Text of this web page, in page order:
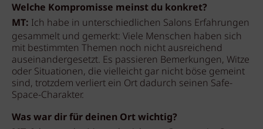
Welche Kompromisse meinst du konkret?
MT: Ich habe in unterschiedlichen Salons Erfahrungen
gesammelt und gemerkt: Viele Menschen haben sich
mit bestimmten Themen noch nicht ausreichend
auseinandergesetzt. Es passieren Bemerkungen, Witze
oder Situationen, die vielleicht gar nicht böse gemeint
sind, trotzdem verliert ein Ort dadurch seinen Safe-
Space-Charakter.
Was war dir für deinen Ort wichtig?